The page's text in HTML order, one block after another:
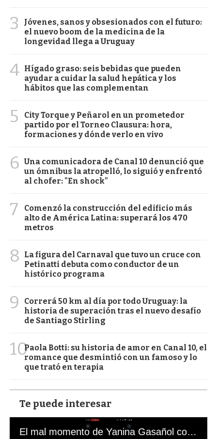
3
Jóvenes, sanos y obsesionados con el futuro:
el nuevo boom de la medicina de la
longevidad llega a Uruguay
4 Hígado graso: seis bebidas que pueden
ayudar a cuidar la salud hepática y los
hábitos que las complementan
5
City Torque y Peñarol en un prometedor
partido por el Torneo Clausura: hora,
formaciones y dónde verlo en vivo
6 Una comunicadora de Canal 10 denunció que
un ómnibus la atropelló, lo siguió y enfrentó
al chofer: "En shock"
7
Comenzó la construcción del edificio más
alto de América Latina: superará los 470
metros
8
La figura del Carnaval que tuvo un cruce con
Petinatti debuta como conductor de un
histórico programa
9
Correrá 50 km al día por todo Uruguay: la
historia de superación tras el nuevo desafío
de Santiago Stirling
10Paola Botti: su historia de amor en Canal 10, el
romance que desmintió con un famoso y lo
que trató en terapia
Te puede interesar
El mal momento de Yanina Gasañol con un hincha argentino en "Subrayado"